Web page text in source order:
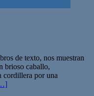
de texto, nos muestran
brioso caballo,
cordillera por una